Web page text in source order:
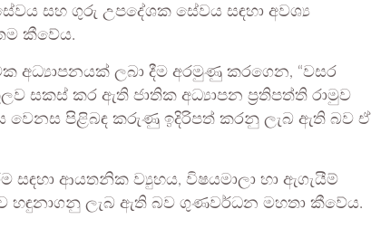
සහ ගුරු උපදේශක සේවය සඳහා අවශ්‍ය
කීවේය.
අධ්‍යාපනයක් ලබා දීම අරමුණු කරගෙන, “වසර
සකස් කර ඇති ජාතික අධ්‍යාපන ප්‍රතිපත්ති රාමුව
වෙනස පිළිබඳ කරුණු ඉදිරිපත් කරනු ලැබ ඇති බව ඒ
ආයතනික ව්‍යුහය, විෂයමාලා හා ඇගැයීම්
හඳුනාගනු ලැබ ඇති බව ගුණවර්ධන මහතා කීවේය.